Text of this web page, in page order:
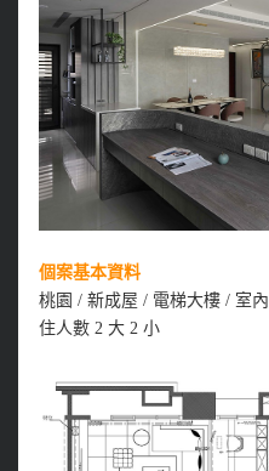
個案基本資料
桃園 / 新成屋 / 電梯大樓 / 室
住人數 2 大 2 小